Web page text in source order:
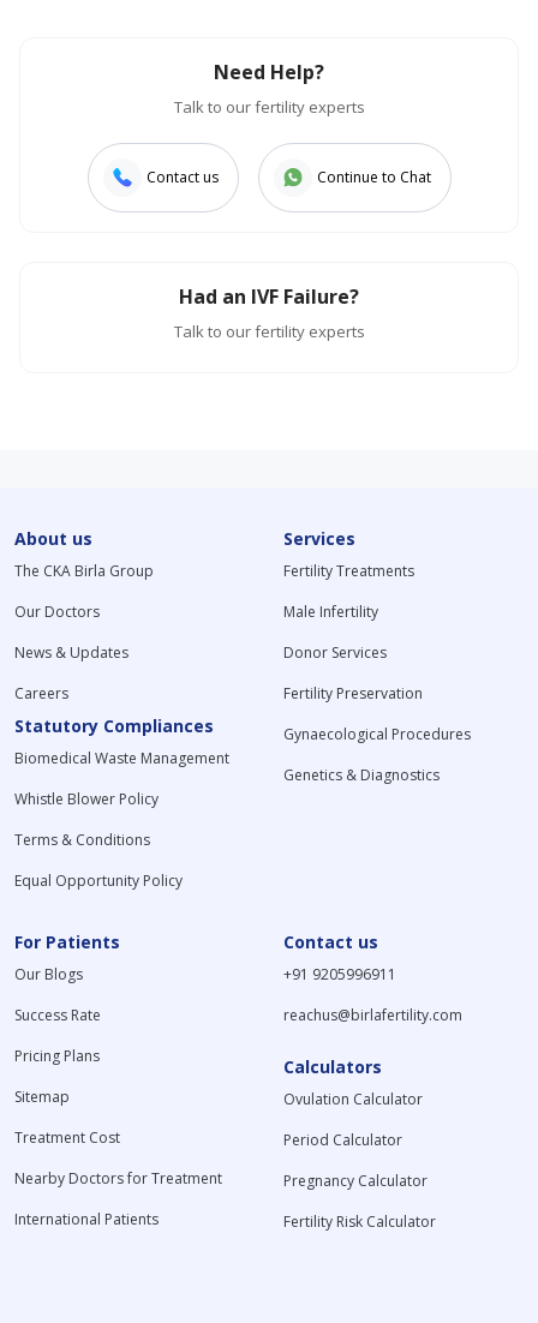
Need Help?
Talk to our fertility experts
Contact us Continue to Chat
Had an IVF Failure?
Talk to our fertility experts
About us
The CKA Birla Group
Our Doctors
News & Updates
Careers
Statutory Compliances
Biomedical Waste Management
Whistle Blower Policy
Terms & Conditions
Equal Opportunity Policy
Services
Fertility Treatments
Male Infertility
Donor Services
Fertility Preservation
Gynaecological Procedures
Genetics & Diagnostics
For Patients
Our Blogs
Success Rate
Pricing Plans
Sitemap
Treatment Cost
Nearby Doctors for Treatment
International Patients
Contact us
+91 9205996911
reachus@birlafertility.com
Calculators
Ovulation Calculator
Period Calculator
Pregnancy Calculator
Fertility Risk Calculator